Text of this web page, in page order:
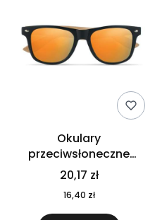
Okulary
przeciwsłoneczne
CALIFORNIA TOUCH
MO9617-10
20,17 zł
16,40 zł